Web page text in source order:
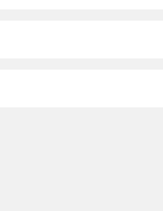
bulunuyor.
alternatifler olmalı.